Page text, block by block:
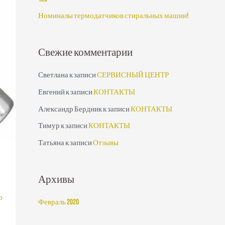
:Номиналы термодатчиков стиральных машин!
Свежие комментарии
Светланак записиСЕРВИСНЫЙ ЦЕНТР
Евгенийк записиКОНТАКТЫ
Александр Бердникк записиКОНТАКТЫ
Тимурк записиКОНТАКТЫ
Татьянак записиОтзывы
Архивы
Февраль 2020